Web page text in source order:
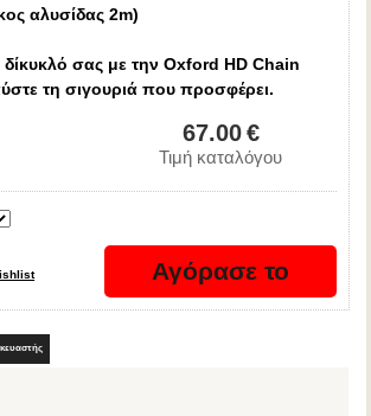
αλυσίδας 2m)
δίκυκλό σας με την Oxford HD Chain
τη σιγουριά που προσφέρει.
67.00€
Τιμή καταλόγου